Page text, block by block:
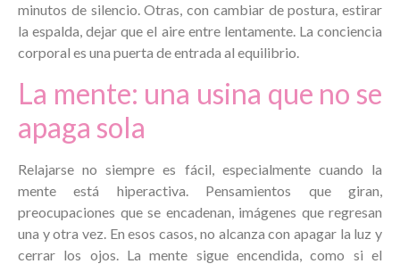
minutos de silencio. Otras, con cambiar de postura, estirar
la espalda, dejar que el aire entre lentamente. La conciencia
corporal es una puerta de entrada al equilibrio.
La mente: una usina que no se
apaga sola
Relajarse no siempre es fácil, especialmente cuando la
mente está hiperactiva. Pensamientos que giran,
preocupaciones que se encadenan, imágenes que regresan
una y otra vez. En esos casos, no alcanza con apagar la luz y
cerrar los ojos. La mente sigue encendida, como si el